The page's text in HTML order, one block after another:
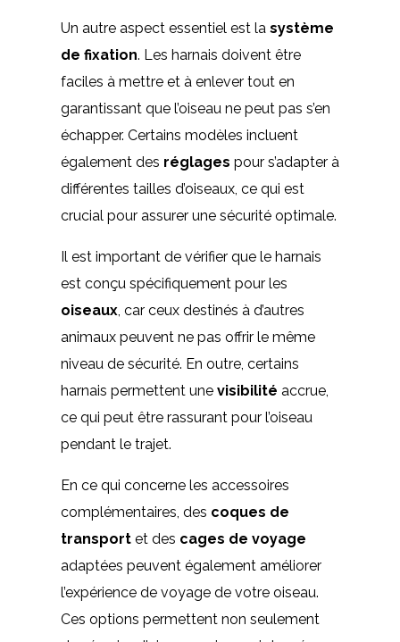
Un autre aspect essentiel est la système
de fixation. Les harnais doivent être
faciles à mettre et à enlever tout en
garantissant que l’oiseau ne peut pas s’en
échapper. Certains modèles incluent
également des réglages pour s’adapter à
différentes tailles d’oiseaux, ce qui est
crucial pour assurer une sécurité optimale.
Il est important de vérifier que le harnais
est conçu spécifiquement pour les
oiseaux , car ceux destinés à d’autres
animaux peuvent ne pas offrir le même
niveau de sécurité. En outre, certains
harnais permettent une visibilité accrue,
ce qui peut être rassurant pour l’oiseau
pendant le trajet.
En ce qui concerne les accessoires
complémentaires, des coques de
transport et des cages de voyage
adaptées peuvent également améliorer
l’expérience de voyage de votre oiseau.
Ces options permettent non seulement